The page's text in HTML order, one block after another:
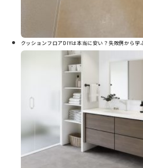
クッションフロアDIYは本当に安い？失敗例から学